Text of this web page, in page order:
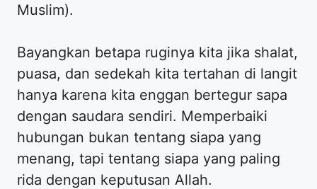
Muslim).
Bayangkan betapa ruginya kita jika shalat,
puasa, dan sedekah kita tertahan di langit
hanya karena kita enggan bertegur sapa
dengan saudara sendiri. Memperbaiki
hubungan bukan tentang siapa yang
menang, tapi tentang siapa yang paling
rida dengan keputusan Allah.